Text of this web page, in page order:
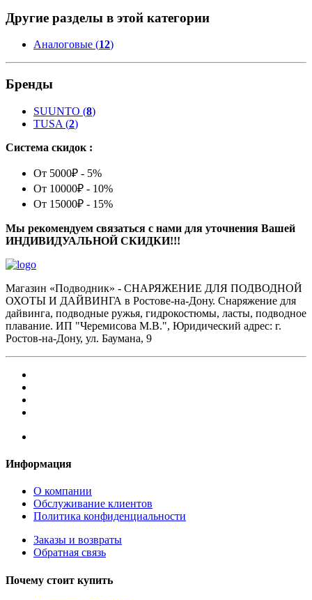
Другие разделы в этой категории
Аналоговые (12)
Бренды
SUUNTO (8)
TUSA (2)
Система скидок :
От 5000₽ - 5%
От 10000₽ - 10%
От 15000₽ - 15%
Мы рекомендуем связаться с нами для уточнения Вашей
ИНДИВИДУАЛЬНОЙ СКИДКИ!!!
Магазин «Подводник» - СНАРЯЖЕНИЕ ДЛЯ ПОДВОДНОЙ
ОХОТЫ И ДАЙВИНГА в Ростове-на-Дону. Снаряжение для
дайвинга, подводные ружья, гидрокостюмы, ласты, подводное
плавание. ИП "Черемисова М.В.", Юридический адрес: г.
Ростов-на-Дону, ул. Баумана, 9
Информация
О компании
Обслуживание клиентов
Политика конфиденциальности
Заказы и возвраты
Обратная связь
Почему стоит купить